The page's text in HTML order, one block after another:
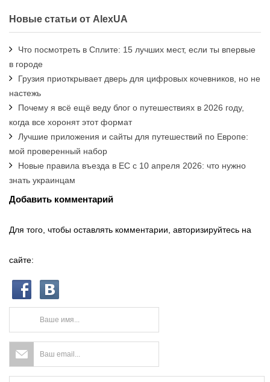
Новые статьи от AlexUA
Что посмотреть в Сплите: 15 лучших мест, если ты впервые
в городе
Грузия приоткрывает дверь для цифровых кочевников, но не
настежь
Почему я всё ещё веду блог о путешествиях в 2026 году,
когда все хоронят этот формат
Лучшие приложения и сайты для путешествий по Европе:
мой проверенный набор
Новые правила въезда в ЕС с 10 апреля 2026: что нужно
знать украинцам
Добавить комментарий
Для того, чтобы оставлять комментарии, авторизируйтесь на
сайте: